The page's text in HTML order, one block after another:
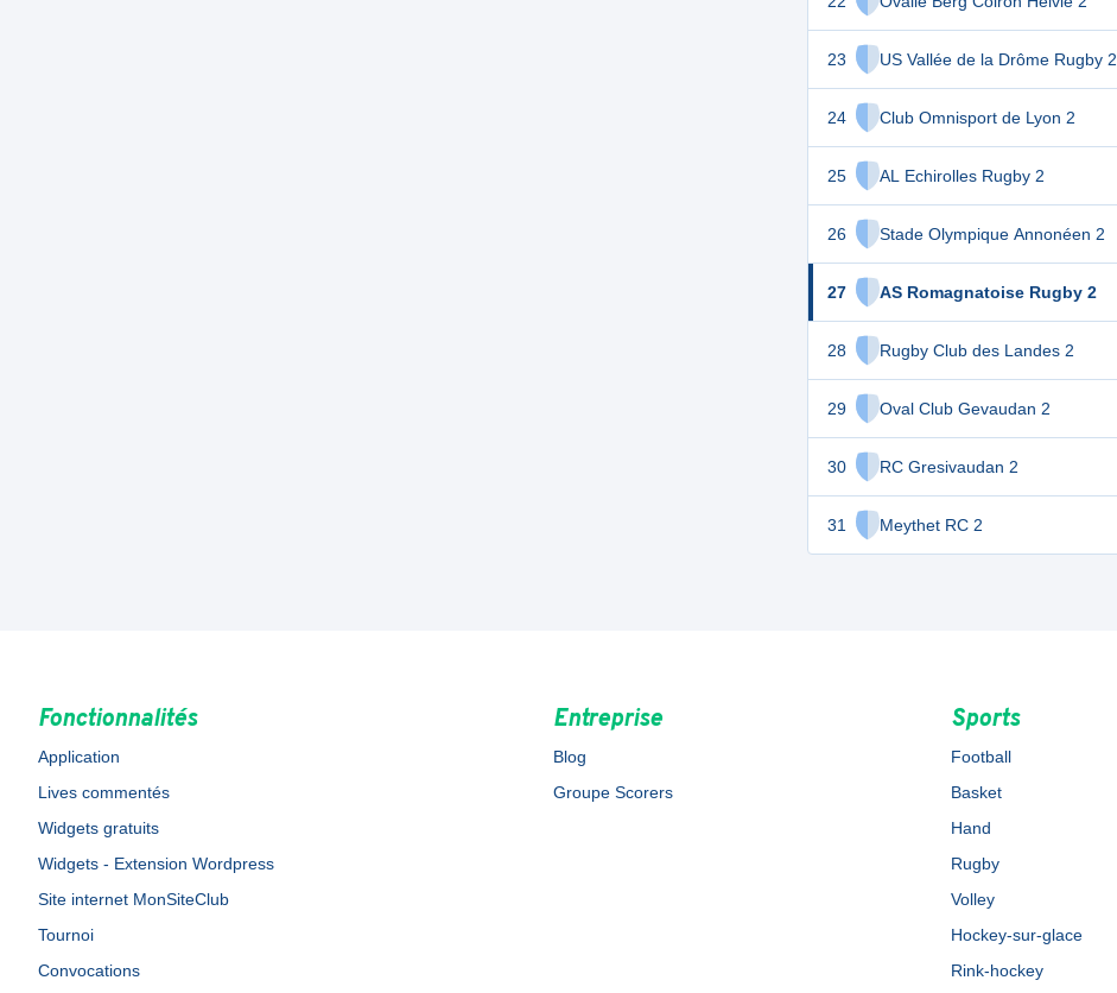
23 US Vallée de la Drôme Rugby 2
24 Club Omnisport de Lyon 2
25 AL Echirolles Rugby 2
26 Stade Olympique Annonéen 2
27 AS Romagnatoise Rugby 2
28 Rugby Club des Landes 2
29 Oval Club Gevaudan 2
30 RC Gresivaudan 2
31 Meythet RC 2
Fonctionnalités
Application
Lives commentés
Widgets gratuits
Widgets - Extension Wordpress
Site internet MonSiteClub
Tournoi
Convocations
Entreprise
Blog
Groupe Scorers
Sports
Football
Basket
Hand
Rugby
Volley
Hockey-sur-glace
Rink-hockey